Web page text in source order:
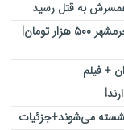
به قتل رسید
تعرفه بلیت قطار با تورم همخوانی ندارد| تهران_ خرمشهر ۵۰۰ هزار تومان|
+ فیلم